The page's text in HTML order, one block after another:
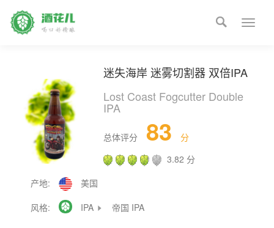
Toggle

迷失海岸 迷雾切割器 双倍IPA
Lost Coast Fogcutter Double
IPA
总体评分 83
分
3.82 分
产地:
美国
风格:  IPA  帝国 IPA